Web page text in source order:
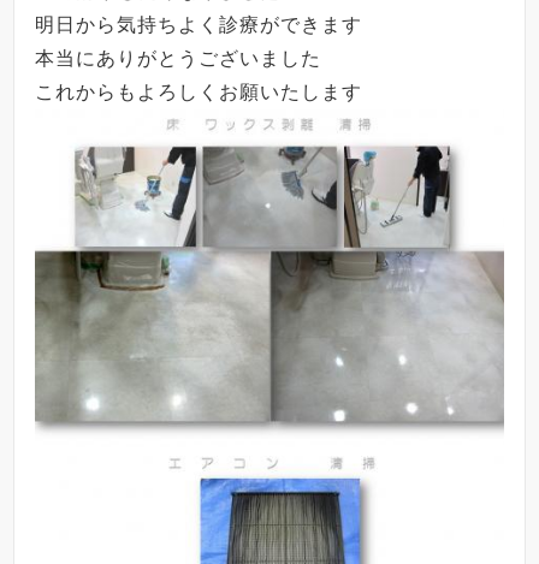
明日から気持ちよく診療ができます
本当にありがとうございました
これからもよろしくお願いたします